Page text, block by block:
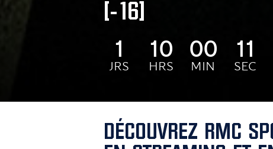
[-16]
1
JRS
10
HRS
00
MIN
08
SEC
DÉCOUVREZ RMC